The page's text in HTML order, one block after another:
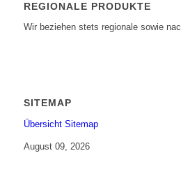
REGIONALE PRODUKTE
Wir beziehen stets regionale sowie
SITEMAP
Übersicht Sitemap
August 09, 2026